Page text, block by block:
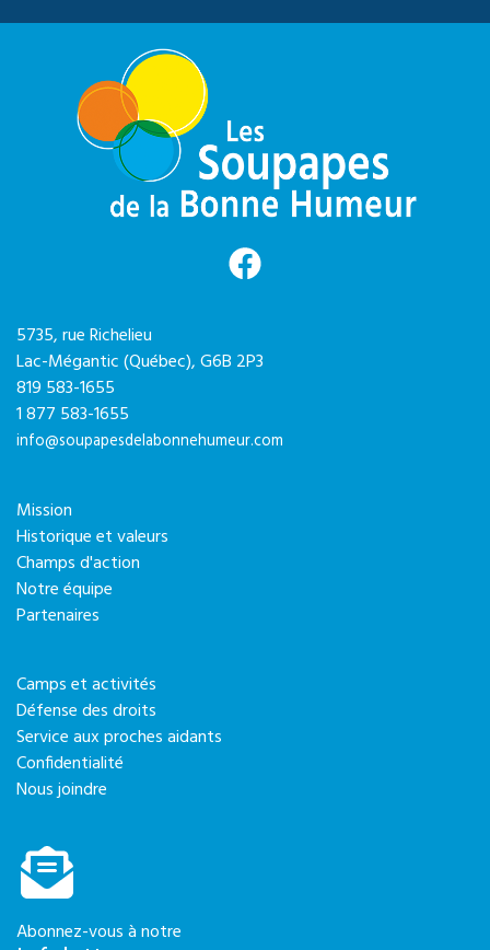
5735, rue Richelieu
Lac-Mégantic (Québec),G6B 2P3
819 583-1655
1 877 583-1655
info@soupapesdelabonnehumeur.com
Mission
Historique et valeurs
Champs d'action
Notre équipe
Partenaires
Camps et activités
Défense des droits
Service aux proches aidants
Confidentialité
Nous joindre
Abonnez-vous à notre